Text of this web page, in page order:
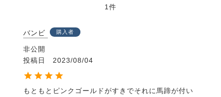
1
バンビ 購入者
非公開
投稿日
2023/08/04
もともとピンクゴールドがすきでそれに馬蹄が付い